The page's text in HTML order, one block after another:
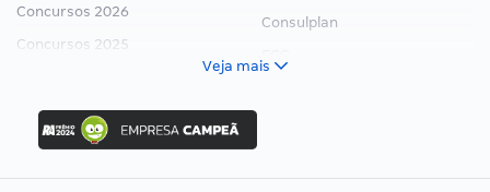
Concursos 2026
Concursos 2025
Concurso Ibama
Concurso MPU
Editais publicados
Consulplan
Veja mais